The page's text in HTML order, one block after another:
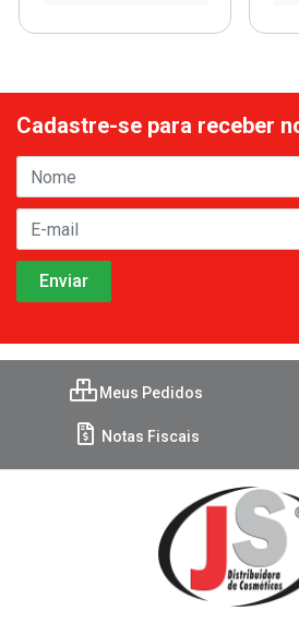
Cadastre-se para receber
Meus Pedidos
Notas Fiscais